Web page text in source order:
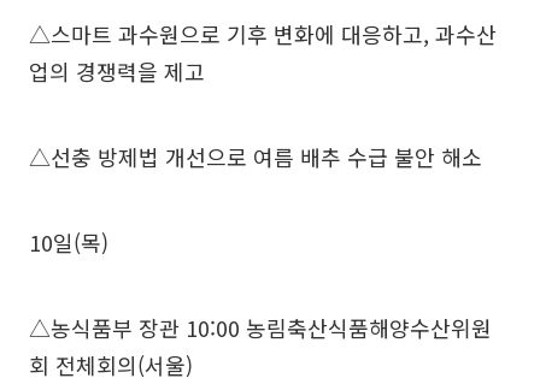
△스마트 과수원으로 기후 변화에 대응하고, 과수산
업의 경쟁력을 제고
△선충 방제법 개선으로 여름 배추 수급 불안 해소
10일(목)
△농식품부 장관 10:00 농림축산식품해양수산위원
회 전체회의(서울)